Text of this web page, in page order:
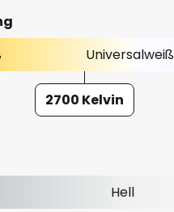
Universalweiß
2700 Kelvin
Hell